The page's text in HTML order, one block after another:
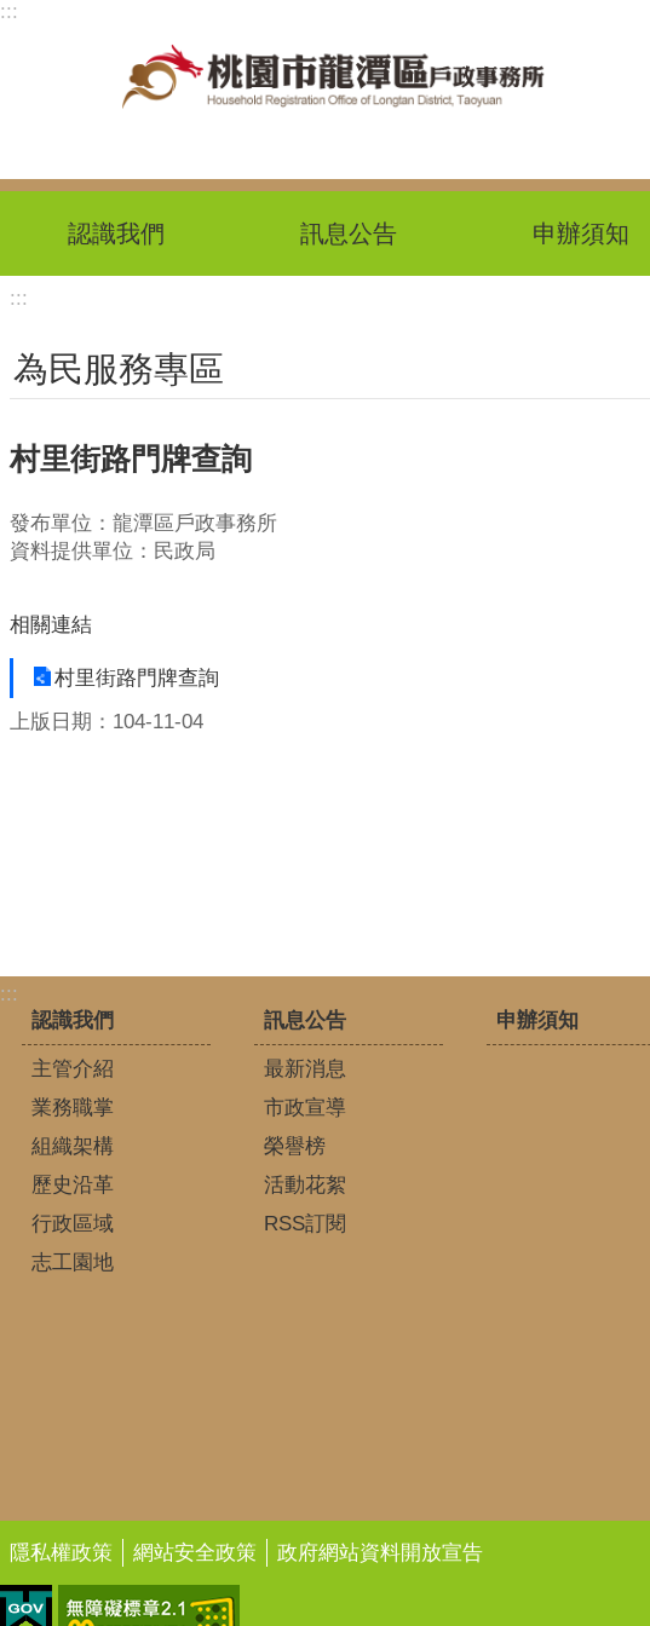
跳到主要內容區塊
:::
認識我們 訊息公告 申辦須知
:::
為民服務專區
村里街路門牌查詢
發布單位：龍潭區戶政事務所
資料提供單位：民政局
相關連結
村里街路門牌查詢
上版日期：104-11-04
:::
認識我們
主管介紹
業務職掌
組織架構
歷史沿革
行政區域
志工園地
訊息公告
最新消息
市政宣導
榮譽榜
活動花絮
RSS訂閱
申辦須知
隱私權政策 網站安全政策 政府網站資料開放宣告